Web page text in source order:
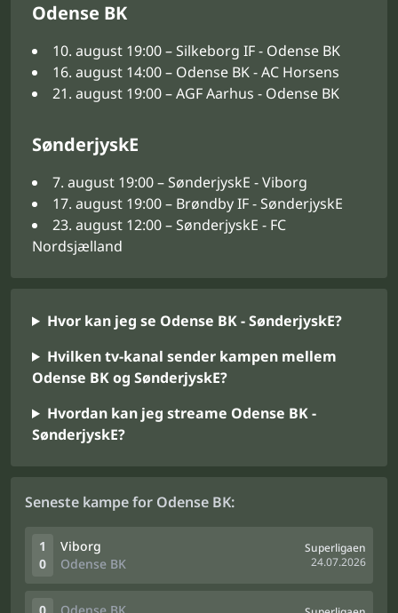
Odense BK
10. august 19:00 – Silkeborg IF - Odense BK
16. august 14:00 – Odense BK - AC Horsens
21. august 19:00 – AGF Aarhus - Odense BK
SønderjyskE
7. august 19:00 – SønderjyskE - Viborg
17. august 19:00 – Brøndby IF - SønderjyskE
23. august 12:00 – SønderjyskE - FC
Nordsjælland
Hvor kan jeg se Odense BK - SønderjyskE?
Hvilken tv-kanal sender kampen mellem
Odense BK og SønderjyskE?
Hvordan kan jeg streame Odense BK -
SønderjyskE?
Seneste kampe for Odense BK:
1
0
Viborg
Odense BK
Superligaen
24.07.2026